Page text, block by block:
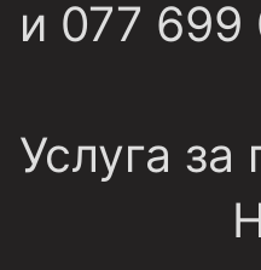
и 077 699
Услуга